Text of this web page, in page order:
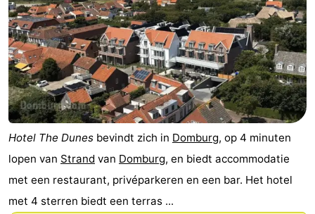
Walcherse
bos
Dishoek
-
Vlissingen
-
Middelburg
Zeeuws-
Vlaanderen
-
Nieuwvliet
-
Sluis
-
Cadzand
-
Hotel The Dunes bevindt zich in Domburg, op 4 minuten
lopen van Strand van Domburg, en biedt accommodatie
met een restaurant, privéparkeren en een bar. Het hotel
met 4 sterren biedt een terras ...